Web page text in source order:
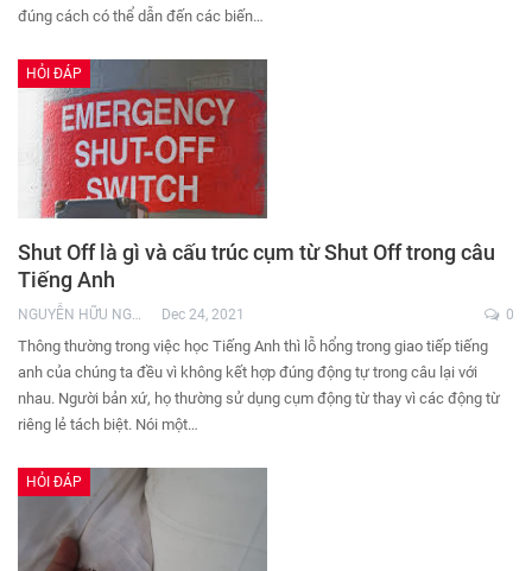
đúng cách có thể dẫn đến các biến…
HỎI ĐÁP
Shut Off là gì và cấu trúc cụm từ Shut Off trong câu
Tiếng Anh
NGUYỄN HỮU NGHĨA Dec 24, 2021 0
Thông thường trong việc học Tiếng Anh thì lỗ hổng trong giao tiếp tiếng
anh của chúng ta đều vì không kết hợp đúng động tự trong câu lại với
nhau. Người bản xứ, họ thường sử dụng cụm động từ thay vì các động từ
riêng lẻ tách biệt. Nói một…
HỎI ĐÁP